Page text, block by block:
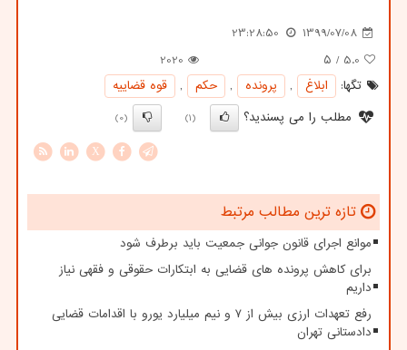
1399/07/08
23:28:50
5.0 / ۵
2020
تگها:
ابلاغ , پرونده , حكم ,
قوه قضاییه
مطلب را می پسندید؟
(1)
(0)
X
تازه ترین مطالب مرتبط
موانع اجرای قانون جوانی جمعیت باید برطرف شود
برای کاهش پرونده های قضایی به ابتکارات حقوقی و فقهی نیاز
داریم
رفع تعهدات ارزی بیش از ۷ و نیم میلیارد یورو با اقدامات قضایی
دادستانی تهران